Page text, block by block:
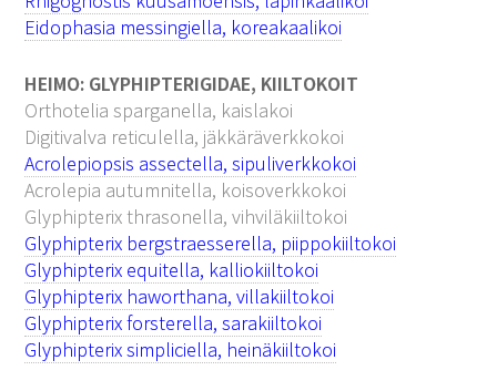
Eidophasia messingiella, koreakaalikoi
HEIMO: GLYPHIPTERIGIDAE, KIILTOKOIT
Orthotelia sparganella, kaislakoi
Digitivalva reticulella, jäkkäräverkkokoi
Acrolepiopsis assectella, sipuliverkkokoi
Acrolepia autumnitella, koisoverkkokoi
Glyphipterix thrasonella, vihviläkiiltokoi
Glyphipterix bergstraesserella, piippokiiltokoi
Glyphipterix equitella, kalliokiiltokoi
Glyphipterix haworthana, villakiiltokoi
Glyphipterix forsterella, sarakiiltokoi
Glyphipterix simpliciella, heinäkiiltokoi